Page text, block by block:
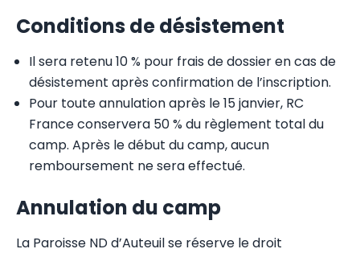
Conditions de désistement
Il sera retenu 10 % pour frais de dossier en cas de
désistement après confirmation de l’inscription.
Pour toute annulation après le 15 janvier, RC
France conservera 50 % du règlement total du
camp. Après le début du camp, aucun
remboursement ne sera effectué.
Annulation du camp
La Paroisse ND d’Auteuil se réserve le droit